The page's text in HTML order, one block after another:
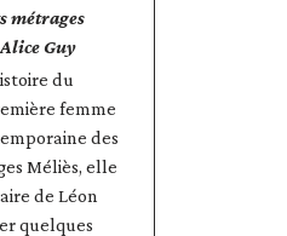
métrages
Guy
du
femme
des
Méliès, elle
de Léon
quelques